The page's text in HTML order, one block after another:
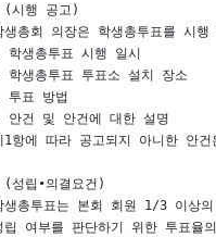
(시행 공고)
총회 의장은 학생총투표를 시행
생총투표 시행 일시
생총투표 투표소 설치 장소
투표 방법
안건 및 안건에 대한 설명
항에 따라 공고되지 아니한 안건
성립∙의결요건)
총투표는 본회 회원 1/3 이상의
여부를 판단하기 위한 투표율